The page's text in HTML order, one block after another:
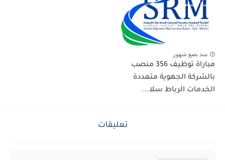
سلا القنيطرة
منذ بضع شهور
مباراة توظيف 356 منصب
بالشركة الجهوية متعددة
الخدمات الرباط سلا...
تعليقات